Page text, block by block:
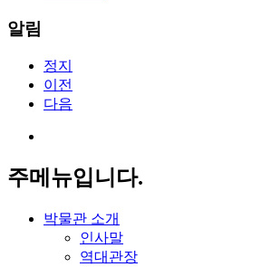
알림
정지
이전
다음
주메뉴입니다.
박물관 소개
인사말
역대관장